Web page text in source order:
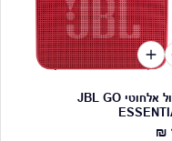
רמקול אלחוטי JBL GO
רגיל